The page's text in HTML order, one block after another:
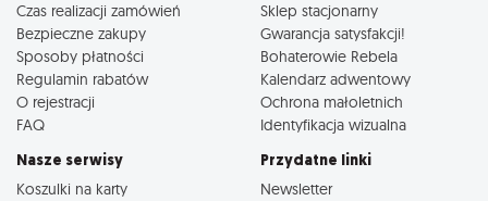
Czas realizacji zamówień
Bezpieczne zakupy
Sposoby płatności
Regulamin rabatów
O rejestracji
FAQ
Sklep stacjonarny
Gwarancja satysfakcji!
Bohaterowie Rebela
Kalendarz adwentowy
Ochrona małoletnich
Identyfikacja wizualna
Nasze serwisy
Koszulki na karty
Przydatne linki
Newsletter